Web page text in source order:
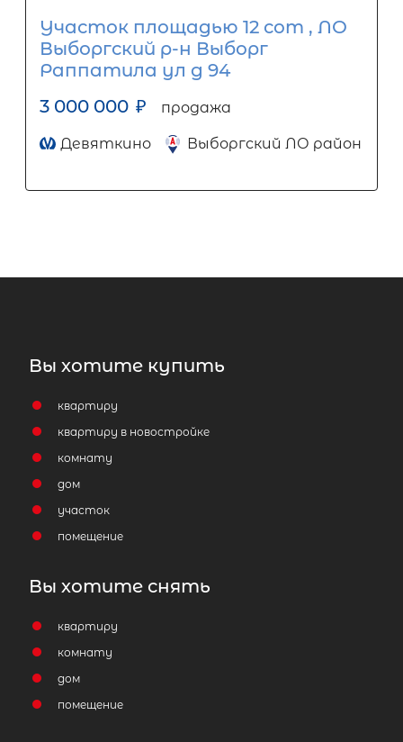
Участок площадью 12 сот , ЛО
Выборгский р-н Выборг
Раппатила ул д 94
3 000 000 ₽ продажа
Девяткино Выборгский ЛО район
Вы хотите купить
квартиру
квартиру в новостройке
комнату
дом
участок
помещение
Вы хотите снять
квартиру
комнату
дом
помещение